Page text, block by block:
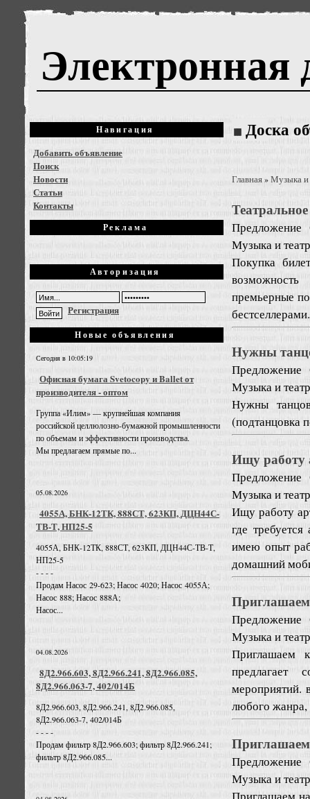
Электронная
Навигация
Добавить объявление
Поиск
Новости
Статьи
Контакты
Реклама
Авторизация
Регистрация
Новые объявления
Сегодня в 10:05:19
Офисная бумага Svetocopy и Ballet от
производителя - оптом
Группа «Илим» — крупнейшая компания
российской целлюлозно-бумажной промышленности
по объемам и эффективности производства.
Мы предлагаем прямые по...
05.08.2026
4055А, БНК-12ТК, 888СТ, 623КП, ДЦН44С-
ТВ-Т, НП25-5
4055А, БНК-12ТК, 888СТ, 623КП, ДЦН44С-ТВ-Т,
НП25-5
- - - -
Продам Насос 29-623; Насос 4020; Насос 4055А;
Насос 888; Насос 888А;
Насос...
04.08.2026
8Д2.966.603, 8Д2.966.241, 8Д2.966.085,
8Д2.966.063-7, 402/014Б
8Д2.966.603, 8Д2.966.241, 8Д2.966.085,
8Д2.966.063-7, 402/014Б
- - - -
Продам фильтр 8Д2.966.603; фильтр 8Д2.966.241;
фильтр 8Д2.966.085...
Доска
Главная»Музыка и
Предложение
Музыка и
Покупка
премьерные
Нужны
Предложение
Музыка и
Нужны
(подтанцовка
Ищу работу
Предложение
Музыка и
Ищу работу
где
имею опыт
домашний
Приглашаем
Предложение
Музыка и
Приглашаем
предлагает
мероприятий.
любого жанра,
Предложение
Музыка и